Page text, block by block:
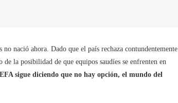
nació ahora. Dado que el país rechaza contundentemente
la posibilidad de que equipos saudíes se enfrenten en
sigue diciendo que no hay opción, el mundo del